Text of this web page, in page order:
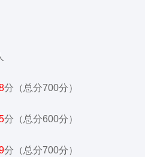
分（总分700分）
分（总分600分）
分（总分700分）